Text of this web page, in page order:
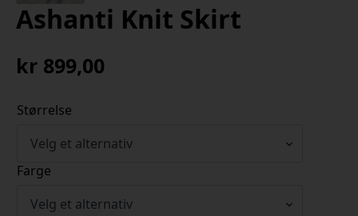
Ashanti Knit Skirt
kr 899,00
Størrelse
Farge